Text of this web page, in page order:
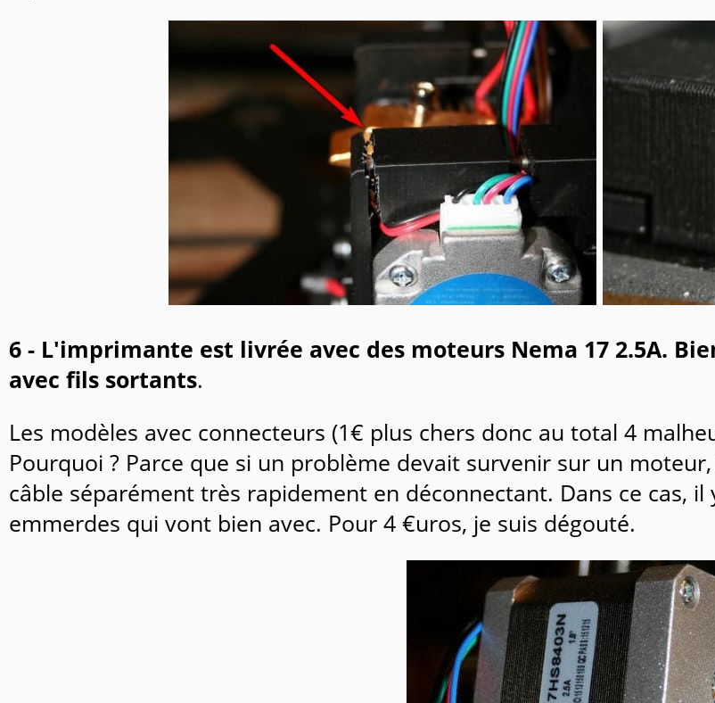
6 - L'imprimante est livrée avec des moteurs Nema 17 2.5A.
avec fils sortants.
Les modèles avec connecteurs (1€ plus chers donc au total 4
Pourquoi ? Parce que si un problème devait survenir sur un
câble séparément très rapidement en déconnectant. Dans ce cas,
emmerdes qui vont bien avec. Pour 4 €uros, je suis dégouté.